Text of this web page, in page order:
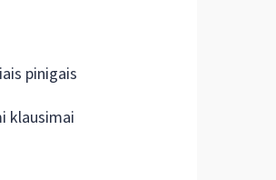
pinigais
klausimai